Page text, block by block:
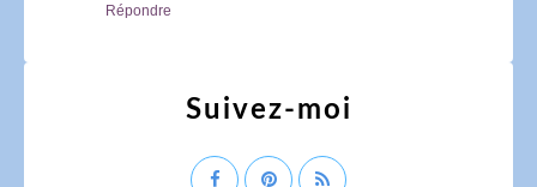
Répondre
Suivez-moi